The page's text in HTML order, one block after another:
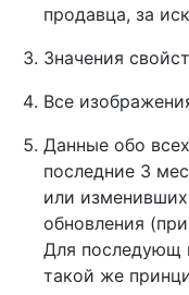
продавца, за
Значения
Все
Данные обо
последние 3
или
обновления
Для последующ
такой же